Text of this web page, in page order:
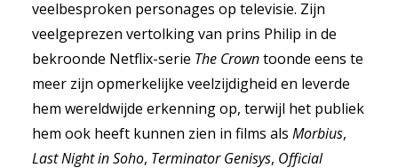
veelbesproken personages op televisie. Zijn
veelgeprezen vertolking van prins Philip in de
bekroonde Netflix-serie The Crowntoonde eens te
meer zijn opmerkelijke veelzijdigheid en leverde
hem wereldwijde erkenning op, terwijl het publiek
hem ook heeft kunnen zien in films als Morbius,
Last Night in Soho, Terminator Genisys, Official